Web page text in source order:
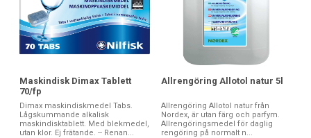
Maskindisk Dimax Tablett
70/fp
Dimax maskindiskmedel Tabs.
Lågskummande alkalisk
maskindisktablett. Med blekmedel,
utan klor. Ej frätande. -- Renan...
Allrengöring Allotol natur 5l
Allrengöring Allotol natur från
Nordex, är utan färg och parfym.
Allrengöringsmedel för daglig
rengöring på normalt n...